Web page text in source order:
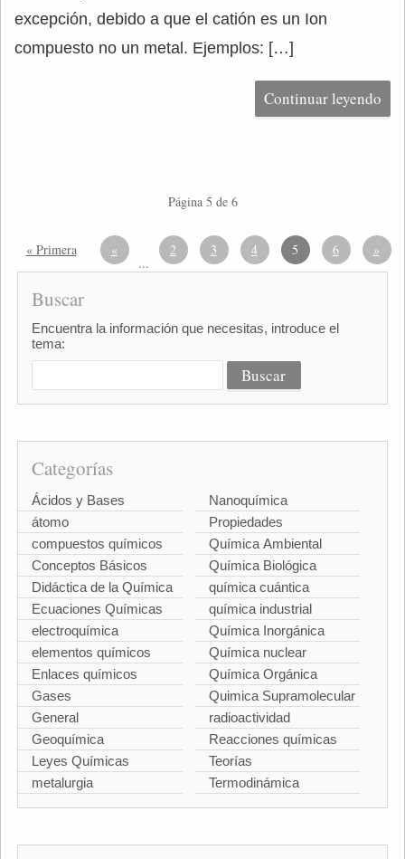
excepción, debido a que el catión es un Ion
compuesto no un metal. Ejemplos: […]
Continuar leyendo
Página 5 de 6
« Primera «
...
2 3 4 5 6 »
Buscar
Encuentra la información que necesitas, introduce el
tema:
Categorías
Ácidos y Bases
átomo
compuestos químicos
Conceptos Básicos
Didáctica de la Química
Ecuaciones Químicas
electroquímica
elementos químicos
Enlaces químicos
Gases
General
Geoquímica
Leyes Químicas
metalurgia
Nanoquímica
Propiedades
Química Ambiental
Química Biológica
química cuántica
química industrial
Química Inorgánica
Química nuclear
Química Orgánica
Quimica Supramolecular
radioactividad
Reacciones químicas
Teorías
Termodinámica